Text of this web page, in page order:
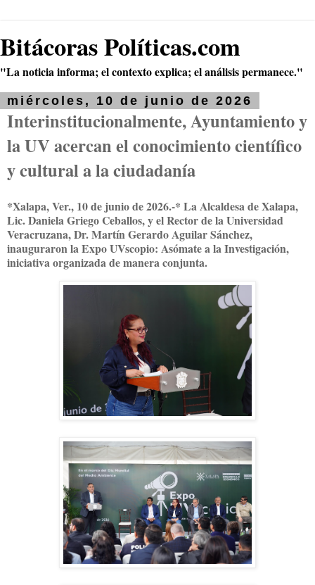
Bitácoras Políticas.com
"La noticia informa; el contexto explica; el análisis permanece."
miércoles, 10 de junio de 2026
Interinstitucionalmente, Ayuntamiento y
la UV acercan el conocimiento científico
y cultural a la ciudadanía
*Xalapa, Ver., 10 de junio de 2026.-* La Alcaldesa de Xalapa,
Lic. Daniela Griego Ceballos, y el Rector de la Universidad
Veracruzana, Dr. Martín Gerardo Aguilar Sánchez,
inauguraron la Expo UVscopio: Asómate a la Investigación,
iniciativa organizada de manera conjunta.